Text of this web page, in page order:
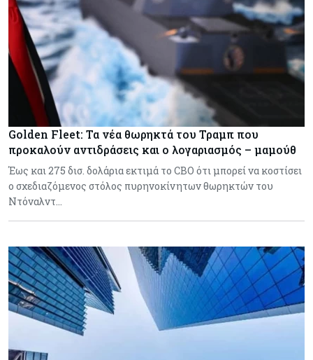
Golden Fleet: Τα νέα θωρηκτά του Τραμπ που
προκαλούν αντιδράσεις και ο λογαριασμός – μαμούθ
Έως και 275 δισ. δολάρια εκτιμά το CBO ότι μπορεί να κοστίσει
ο σχεδιαζόμενος στόλος πυρηνοκίνητων θωρηκτών του
Ντόναλντ…